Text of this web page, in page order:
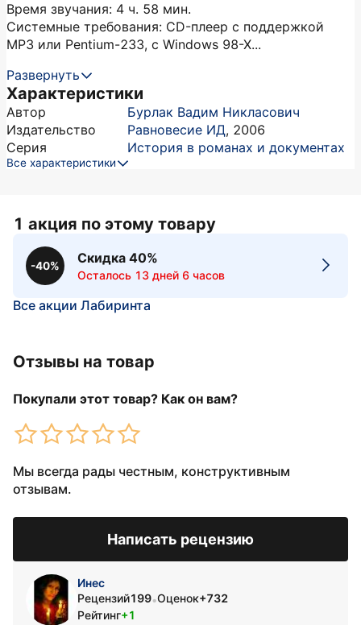
Время звучания: 4 ч. 58 мин.
Системные требования: CD-плеер с поддержкой
MP3 или Pentium-233, с Windows 98-X...
Развернуть
Характеристики
Автор
Бурлак Вадим Никласович
Издательство
Равновесие ИД, 2006
Серия
История в романах и документах
Все характеристики
1 акция по этому товару
-40%
Скидка 40%
Осталось 13 дней 6 часов
Все акции Лабиринта
Отзывы на товар
Покупали этот товар? Как он вам?
Мы всегда рады честным, конструктивным
отзывам.
Написать рецензию
Инес
Рецензий199•Оценок+732
Рейтинг+1